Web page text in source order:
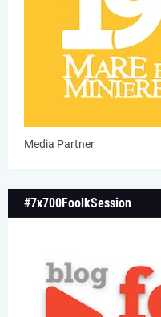
Media Partner
#7x700FoolkSession